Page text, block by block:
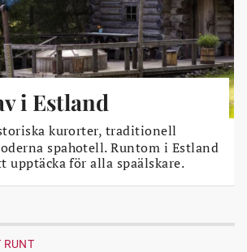
i Estland
kurorter, traditionell
spahotell. Runtom i Estland
upptäcka för alla spaälskare.
RUNT